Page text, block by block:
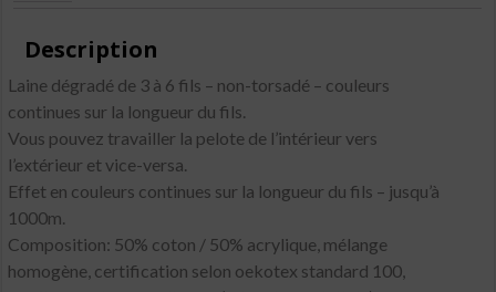
Description
Laine dégradé de 3 à 6 fils – non-torsadé – couleurs
continues sur la longueur du fils.
Vous pouvez travailler la pelote de l’intérieur vers
l’extérieur et vice-versa.
Effet en couleurs continues sur la longueur du fils – jusqu’à
1000m.
Composition: 50% coton / 50% acrylique, mélange
homogène, certification selon oekotex standard 100,